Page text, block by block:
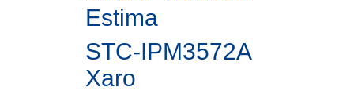
Estima
STC-IPM3572A
Xaro